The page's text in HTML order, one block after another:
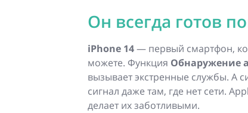
Он всегда готов
iPhone 14— первый смартфон,
можете. Функция Обнаружение
вызывает экстренные службы. А
сигнал даже там, где нет сети.
делает их заботливыми.